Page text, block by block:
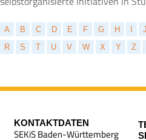
A B C D E F G H J
R
S T U V W X Y Z
KONTAKTDATEN
SEKiS Baden-Württemberg